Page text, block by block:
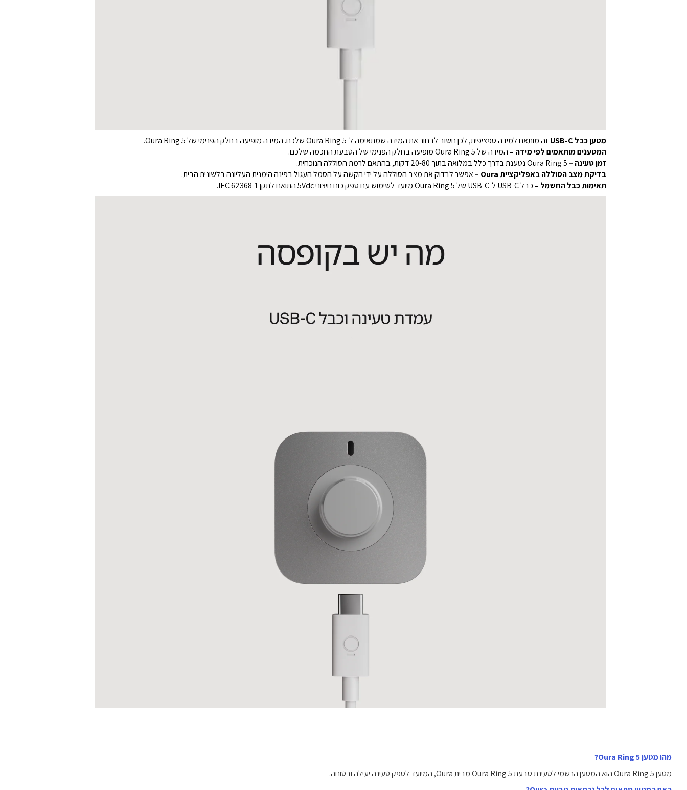
מטען כבל USB-C
זה מותאם למידה ספציפית, לכן חשוב לבחור את המידה שמתאימה ל-Oura Ring 5 שלכם. המידה מופיעה בחלק הפנימי של Oura Ring 5.
המטענים מותאמים לפי מידה – המידה של Oura Ring 5 מופיעה בחלק הפנימי של הטבעת החכמה שלכם.
זמן טעינה –
בדיקת מצב הסוללה באפליקציית Oura –
אפשר לבדוק את מצב הסוללה על ידי הקשה על הסמל העגול בפינה הימנית העליונה בלשונית הבית.
תאימות כבל החשמל – כבל USB-C ל-USB-C של Oura Ring 5 מיועד לשימוש עם ספק כוח חיצוני ‎5Vdc‎ התואם לתקן IEC 62368-1.
מהו מטען Oura Ring 5?
מטען Oura Ring 5 הוא המטען הרשמי לטעינת טבעת Oura Ring 5 מבית Oura, המיועד לספק טעינה יעילה ובטוחה.